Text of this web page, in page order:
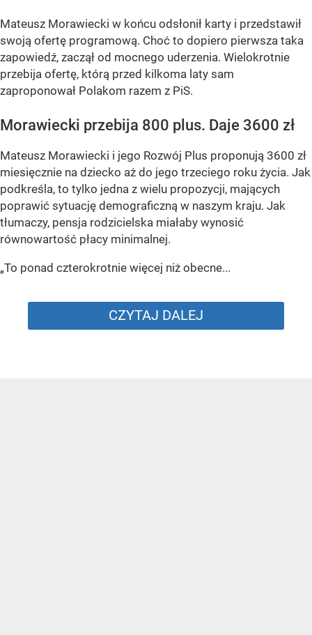
Mateusz Morawiecki w końcu odsłonił karty i przedstawił
swoją ofertę programową. Choć to dopiero pierwsza taka
zapowiedź, zaczął od mocnego uderzenia. Wielokrotnie
przebija ofertę, którą przed kilkoma laty sam
zaproponował Polakom razem z PiS.
Morawiecki przebija 800 plus. Daje 3600 zł
Mateusz Morawiecki i jego Rozwój Plus proponują 3600 zł
miesięcznie na dziecko aż do jego trzeciego roku życia. Jak
podkreśla, to tylko jedna z wielu propozycji, mających
poprawić sytuację demograficzną w naszym kraju. Jak
tłumaczy, pensja rodzicielska miałaby wynosić
równowartość płacy minimalnej.
„To ponad czterokrotnie więcej niż obecne...
CZYTAJ DALEJ